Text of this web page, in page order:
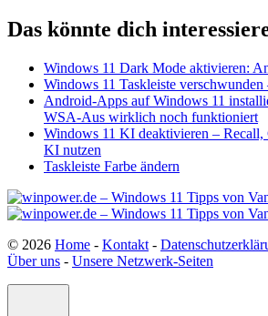
Das könnte dich
Windows 11 Dark Mode aktivieren:
Windows 11 Taskleiste verschwunden
Android-Apps auf Windows 11
WSA-Aus wirklich noch funktioniert
Windows 11 KI deaktivieren –
KI nutzen
Taskleiste Farbe ändern
© 2026 Home - Kontakt -
Über uns - Unsere Netzwerk-Seiten